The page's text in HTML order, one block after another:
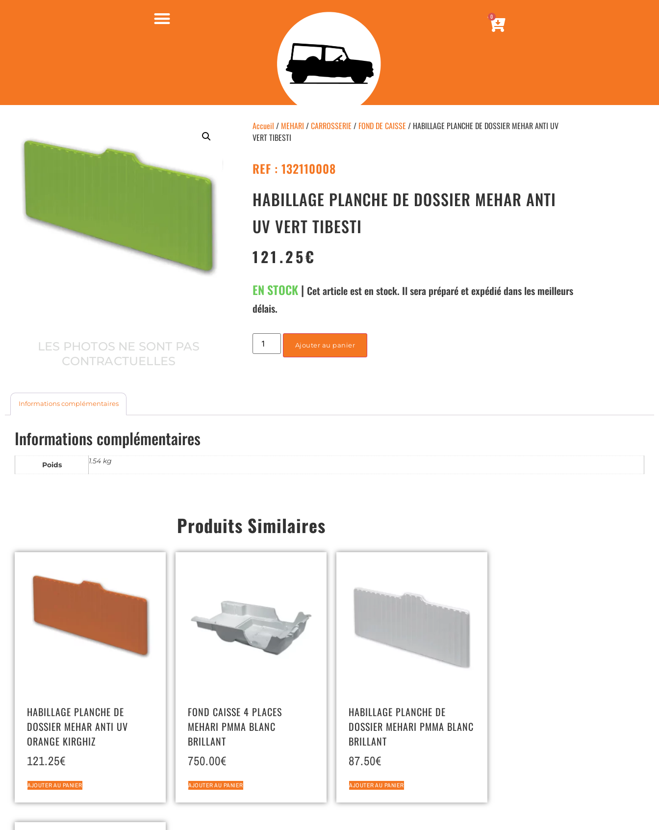
0
LES PHOTOS NE SONT PAS
CONTRACTUELLES
Accueil / MEHARI /CARROSSERIE / FOND DE CAISSE / HABILLAGE PLANCHE DE DOSSIER MEHAR ANTI UV
VERT TIBESTI
REF : 132110008
HABILLAGE PLANCHE DE DOSSIER MEHAR ANTI
UV VERT TIBESTI
121.25€
EN STOCK| Cet article est en stock. Il sera préparé et expédié dans les meilleurs
délais.
Ajouter au panier
Informations complémentaires
Informations complémentaires
Poids 1.54 kg
Produits Similaires
HABILLAGE PLANCHE DE
DOSSIER MEHAR ANTI UV
ORANGE KIRGHIZ
121.25€
AJOUTER AU PANIER
FOND CAISSE 4 PLACES
MEHARI PMMA BLANC
BRILLANT
750.00€
AJOUTER AU PANIER
HABILLAGE PLANCHE DE
DOSSIER MEHARI PMMA BLANC
BRILLANT
87.50€
AJOUTER AU PANIER